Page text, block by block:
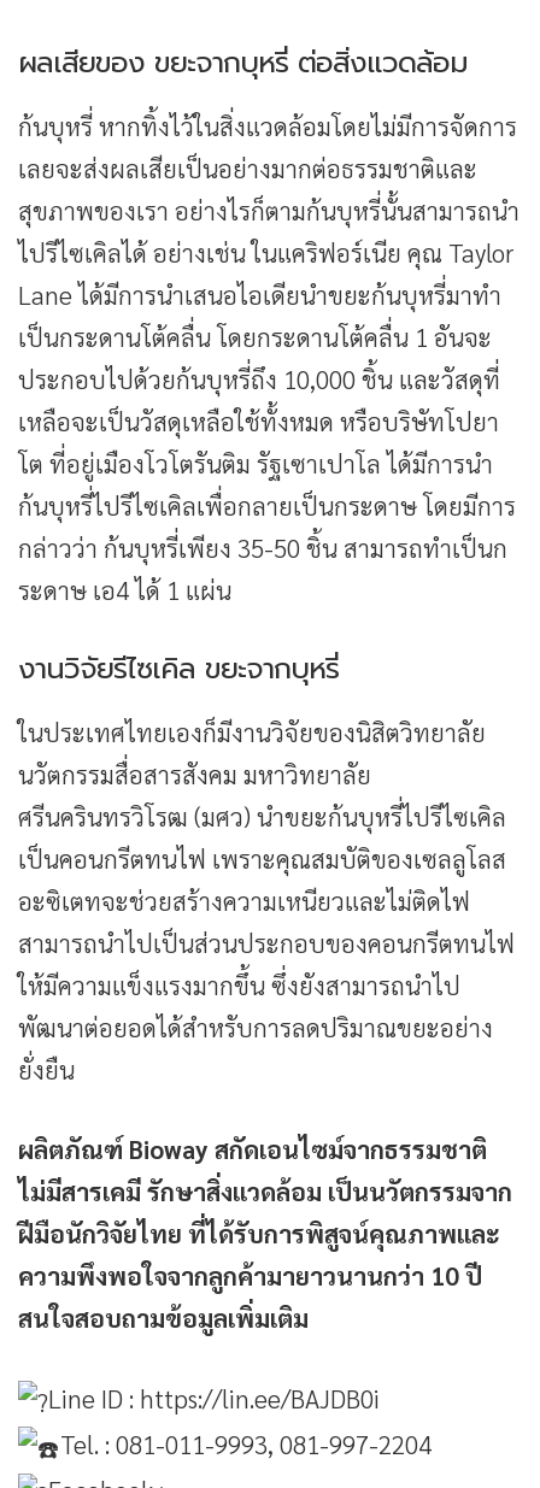
ผลเสียของ ขยะจากบุหรี่ ต่อสิ่งแวดล้อม
ก้นบุหรี่ หากทิ้งไว้ในสิ่งแวดล้อมโดยไม่มีการจัดการ
เลยจะส่งผลเสียเป็นอย่างมากต่อธรรมชาติและ
สุขภาพของเรา อย่างไรก็ตามก้นบุหรี่นั้นสามารถนำ
ไปรีไซเคิลได้ อย่างเช่น ในแคริฟอร์เนีย คุณ Taylor
Lane ได้มีการนำเสนอไอเดียนำขยะก้นบุหรี่มาทำ
เป็นกระดานโต้คลื่น โดยกระดานโต้คลื่น 1 อันจะ
ประกอบไปด้วยก้นบุหรี่ถึง 10,000 ชิ้น และวัสดุที่
เหลือจะเป็นวัสดุเหลือใช้ทั้งหมด หรือบริษัทโปยา
โต ที่อยู่เมืองโวโตรันติม รัฐเซาเปาโล ได้มีการนำ
ก้นบุหรี่ไปรีไซเคิลเพื่อกลายเป็นกระดาษ โดยมีการ
กล่าวว่า ก้นบุหรี่เพียง 35-50 ชิ้น สามารถทำเป็นก
ระดาษ เอ4 ได้ 1 แผ่น
งานวิจัยรีไซเคิล ขยะจากบุหรี่
ในประเทศไทยเองก็มีงานวิจัยของนิสิตวิทยาลัย
นวัตกรรมสื่อสารสังคม มหาวิทยาลัย
ศรีนครินทรวิโรฒ (มศว) นำขยะก้นบุหรี่ไปรีไซเคิล
เป็นคอนกรีตทนไฟ เพราะคุณสมบัติของเซลลูโลส
อะซิเตทจะช่วยสร้างความเหนียวและไม่ติดไฟ
สามารถนำไปเป็นส่วนประกอบของคอนกรีตทนไฟ
ให้มีความแข็งแรงมากขึ้น ซึ่งยังสามารถนำไป
พัฒนาต่อยอดได้สำหรับการลดปริมาณขยะอย่าง
ยั่งยืน
ผลิตภัณฑ์ Bioway สกัดเอนไซม์จากธรรมชาติ
ไม่มีสารเคมี รักษาสิ่งแวดล้อม เป็นนวัตกรรมจาก
ฝีมือนักวิจัยไทย ที่ได้รับการพิสูจน์คุณภาพและ
ความพึงพอใจจากลูกค้ามายาวนานกว่า 10 ปี
สนใจสอบถามข้อมูลเพิ่มเติม
Line ID : https://lin.ee/BAJDB0i
Tel. : 081-011-9993, 081-997-2204